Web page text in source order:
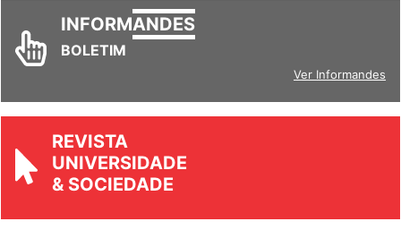
INFORMANDES
BOLETIM
Ver Informandes
REVISTA
UNIVERSIDADE
& SOCIEDADE